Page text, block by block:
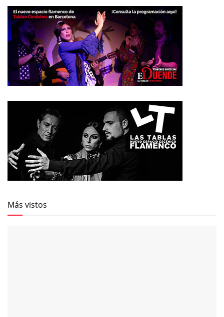
Más vistos